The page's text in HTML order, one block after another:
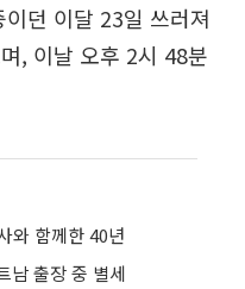
던 이달 23일 쓰러져
, 이날 오후 2시 48분
와 함께한 40년
남 출장 중 별세